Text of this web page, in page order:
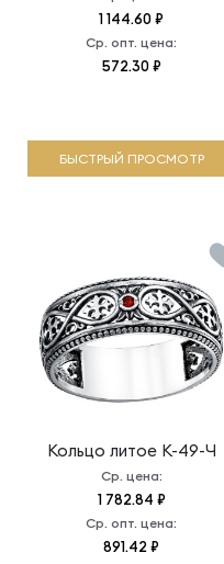
1 144.60 ₽
Ср. опт. цена:
572.30 ₽
БЫСТРЫЙ ПРОСМОТР
Кольцо литое К-49-Ч
Ср. цена:
1 782.84 ₽
Ср. опт. цена:
891.42 ₽